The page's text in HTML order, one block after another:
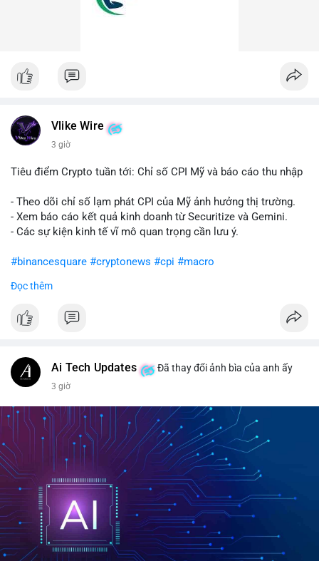
Vlike Wire
3 giờ
Tiêu điểm Crypto tuần tới: Chỉ số CPI Mỹ và báo cáo thu nhập
- Theo dõi chỉ số lạm phát CPI của Mỹ ảnh hưởng thị trường.
- Xem báo cáo kết quả kinh doanh từ Securitize và Gemini.
- Các sự kiện kinh tế vĩ mô quan trọng cần lưu ý.
#binancesquare #cryptonews #cpi #macro
$btc $eth
#vlikevn #titanbot
Đọc thêm
Ai Tech Updates Đã thay đổi ảnh bìa của anh ấy
3 giờ